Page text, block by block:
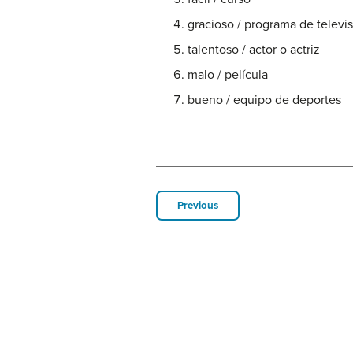
gracioso / programa de
talentoso / actor o actriz
malo / película
bueno / equipo de deportes
Previous